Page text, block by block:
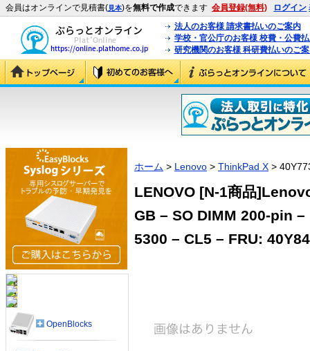
会員はオンラインで見積書(見本)を無料で作成できます 会員登録(無料) ログイン
法人のお客様 請求書払いのご案内
学校・官公庁のお客様 校費・公費
研究機関のお客様 科研費払いのご
ホーム > Lenovo > ThinkPad X >
LENOVO [N-1商品
GB – SO DIMM 200-pin
5300 – CL5 – FRU:
OpenBlocks